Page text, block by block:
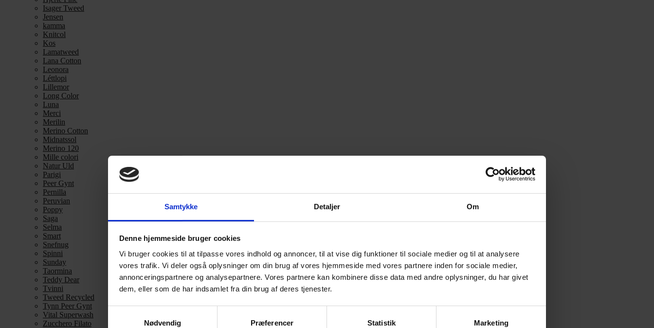
Samtykke Detaljer Om
Denne hjemmeside bruger cookies
Vi bruger cookies til at tilpasse vores indhold og annoncer, til at vise dig funktioner til sociale medier og til at analysere
vores trafik. Vi deler også oplysninger om din brug af vores hjemmeside med vores partnere inden for sociale medier,
annonceringspartnere og analysepartnere. Vores partnere kan kombinere disse data med andre oplysninger, du har givet
dem, eller som de har indsamlet fra din brug af deres tjenester.
Nødvendig
Præferencer Statistik Marketing
Isager Tweed
Jensen
kamma
Knitcol
Kos
Lamatweed
Lana Cotton
Leonora
Léttlopi
Lillemor
Long Color
Luna
Merci
Merilin
Merino Cotton
Midnatssol
Merino 120
Mille colori
Natur Uld
Parigi
Peer Gynt
Pernilla
Peruvian
Poppy
Saga
Selma
Smart
Snefnug
Spinni
Sunday
Taormina
Teddy Dear
Tvinni
Tweed Recycled
Tynn Peer Gynt
Vital Superwash
Zucchero Filato